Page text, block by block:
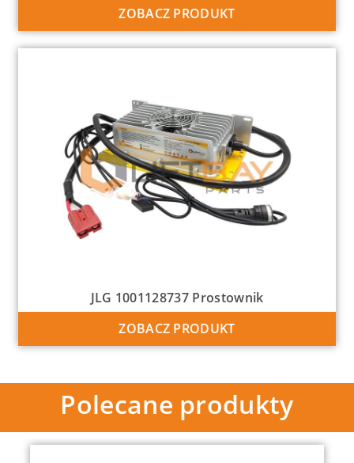
ZOBACZ PRODUKT
JLG 1001128737 Prostownik
ZOBACZ PRODUKT
Polecane produkty